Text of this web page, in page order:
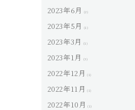
2023年6月 (2)
2023年5月 (1)
2023年3月 (1)
2023年1月 (3)
2022年12月 (1)
2022年11月 (1)
2022年10月 (1)